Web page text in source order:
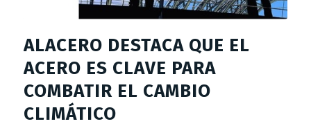
ALACERO DESTACA QUE EL
ACERO ES CLAVE PARA
COMBATIR EL CAMBIO
CLIMÁTICO